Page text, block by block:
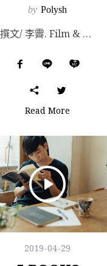
by Polysh
撰文/ 李霽. Film & Photography/ Manchi. 撰文/ 李霽. Fi...
Read More
2019-04-29